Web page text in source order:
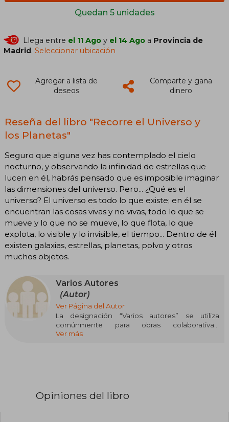
Quedan 5 unidades
Llega entre el 11 Ago y el 14 Ago a Provincia de
Madrid.Seleccionar ubicación
Agregar a lista de
deseos
Comparte y gana
dinero
Reseña del libro "Recorre el Universo y
los Planetas"
Seguro que alguna vez has contemplado el cielo
nocturno, y observando la infinidad de estrellas que
lucen en él, habrás pensado que es imposible imaginar
las dimensiones del universo. Pero... ¿Qué es el
universo? El universo es todo lo que existe; en él se
encuentran las cosas vivas y no vivas, todo lo que se
mueve y lo que no se mueve, lo que flota, lo que
explota, lo visible y lo invisible, el tiempo... Dentro de él
existen galaxias, estrellas, planetas, polvo y otros
muchos objetos.
Varios Autores
(Autor)
Ver Página del Autor
La designación “Varios autores” se utiliza
comúnmente para obras colaborativas,
antologías o proyectos editoriales en los que
autoría compartida puede variar desde libros de
Ver más
Opiniones del libro